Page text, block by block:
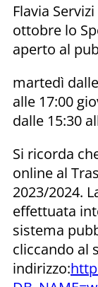
Flavia
ottobre lo
aperto al
martedì
alle 17:00
dalle 15:30
Si ricorda
online al
2023/2024.
effettuata
sistema
cliccando al
indirizzo: